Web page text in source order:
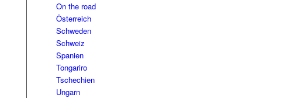
On the road
Österreich
Schweden
Schweiz
Spanien
Tongariro
Tschechien
Ungarn